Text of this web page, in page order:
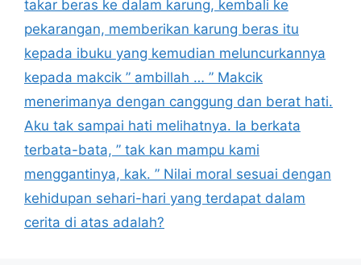
takar beras ke dalam karung, kembali ke
pekarangan, memberikan karung beras itu
kepada ibuku yang kemudian meluncurkannya
kepada makcik ” ambillah … ” Makcik
menerimanya dengan canggung dan berat hati.
Aku tak sampai hati melihatnya. Ia berkata
terbata-bata, ” tak kan mampu kami
menggantinya, kak. ” Nilai moral sesuai dengan
kehidupan sehari-hari yang terdapat dalam
cerita di atas adalah?